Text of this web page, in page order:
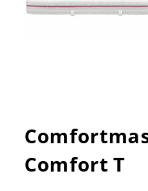
Comfort T